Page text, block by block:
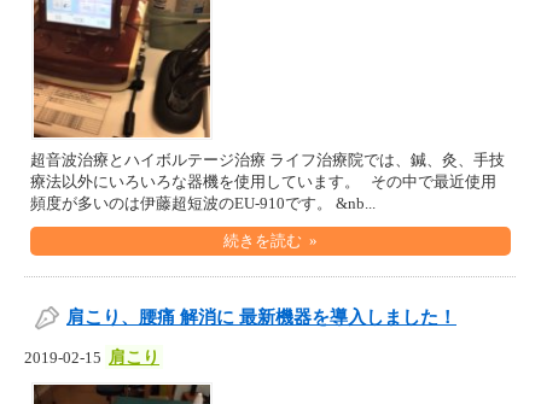
超音波治療とハイボルテージ治療 ライフ治療院では、鍼、灸、手技
療法以外にいろいろな器機を使用しています。 その中で最近使用
頻度が多いのは伊藤超短波のEU-910です。 &nb...
続きを読む »
肩こり、腰痛 解消に 最新機器を導入しました！
2019-02-15 肩こり